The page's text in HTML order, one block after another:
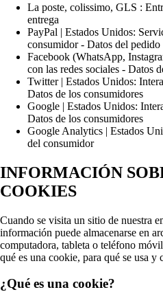
La poste, colissimo, GLS :
entrega
PayPal | Estados Unidos:
consumidor - Datos del pedido
Facebook (WhatsApp,
con las redes sociales - Datos
Twitter | Estados Unidos:
Datos de los consumidores
Google | Estados Unidos:
Datos de los consumidores
Google Analytics | Estados
del consumidor
INFORMACIÓN
COOKIES
Cuando se visita un sitio de nuestra
información puede almacenarse en
computadora, tableta o teléfono
qué es una cookie, para qué se usa y
¿Qué es una cookie?